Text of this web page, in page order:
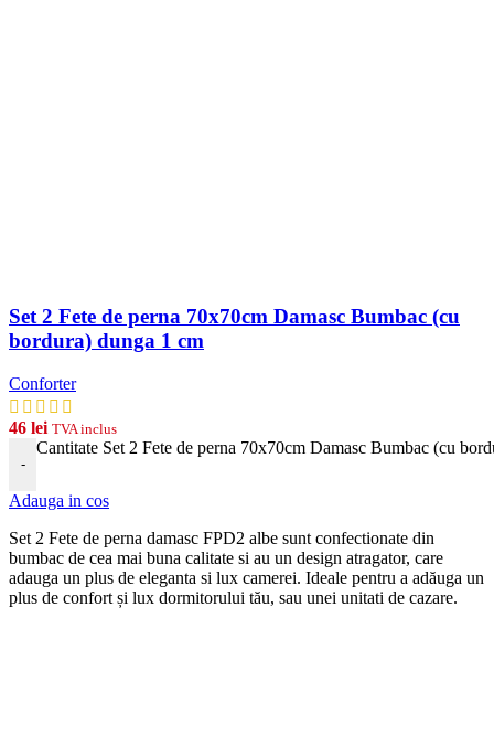
Set 2 Fete de perna 70x70cm Damasc Bumbac (cu
bordura) dunga 1 cm
Conforter
46 lei TVA inclus
-
Cantitate Set 2 Fete de perna 70x70cm Damasc Bumbac (cu
Adauga in cos
Set 2 Fete de perna damasc FPD2 albe sunt confectionate din
bumbac de cea mai buna calitate si au un design atragator, care
adauga un plus de eleganta si lux camerei. Ideale pentru a adăuga un
plus de confort și lux dormitorului tău, sau unei unitati de cazare.